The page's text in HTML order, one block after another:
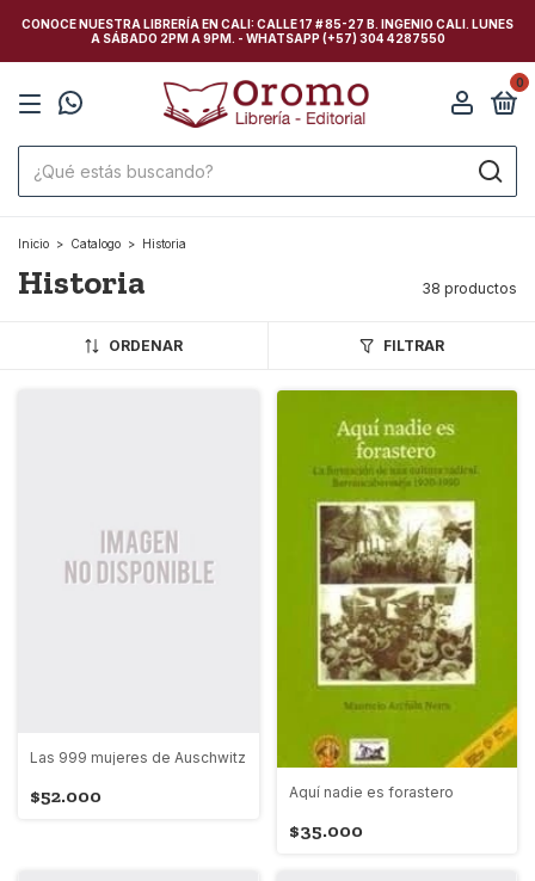
CONOCE NUESTRA LIBRERÍA EN CALI: CALLE 17 # 85-27 B. INGENIO CALI. LUNES
A SÁBADO 2PM A 9PM. - WHATSAPP (+57) 304 4287550
0
Inicio > Catalogo > Historia
Historia 38 productos
ORDENAR FILTRAR
Las 999 mujeres de Auschwitz
$52.000 Aquí nadie es forastero
$35.000